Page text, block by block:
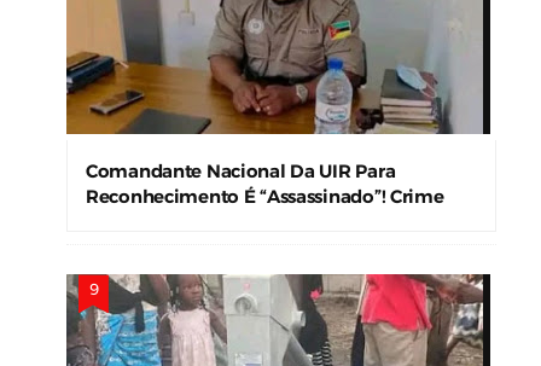
Comandante Nacional Da UIR Para
Reconhecimento É “Assassinado”! Crime